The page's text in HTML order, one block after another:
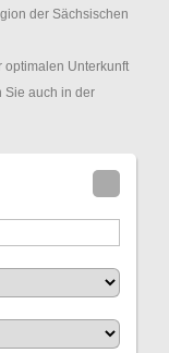
der Sächsischen
optimalen Unterkunft
Sie auch in der